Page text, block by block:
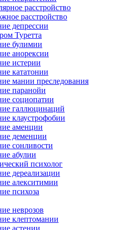
расстройство
расстройство
депрессии
Туретта
булимии
анорексии
истерии
кататонии
мании преследования
паранойи
социопатии
галлюцинаций
клаустрофобии
аменции
деменции
сонливости
абулии
психолог
дереализации
алекситимии
психоза
неврозов
клептомании
астении